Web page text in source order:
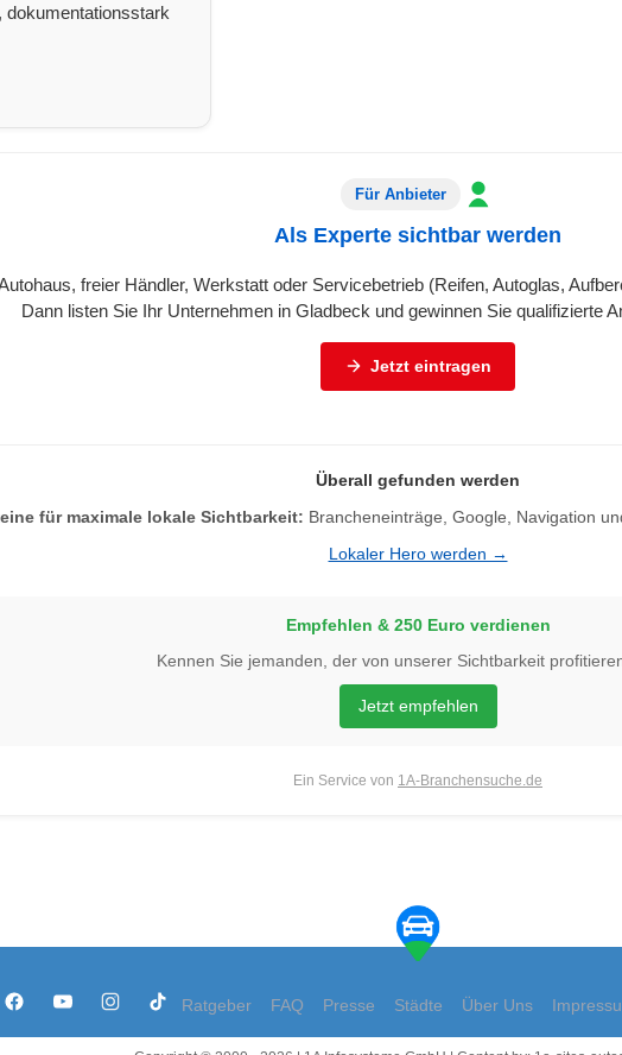
dokumentationsstark
Für Anbieter
Als Experte sichtbar werden
freier Händler, Werkstatt oder Servicebetrieb (Reifen, Autoglas,
Dann listen Sie Ihr Unternehmen in Gladbeck und gewinnen Sie qualifizierte
Jetzt eintragen
Überall gefunden werden
für maximale lokale Sichtbarkeit: Brancheneinträge, Google, Navigation
Lokaler Hero werden →
Empfehlen & 250 Euro verdienen
Kennen Sie jemanden, der von unserer Sichtbarkeit
Jetzt empfehlen
Ein Service von 1A-Branchensuche.de
Ratgeber FAQ Presse Städte Über Uns